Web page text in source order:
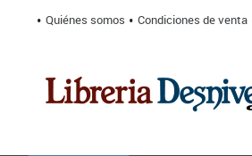
Quiénes somos Condiciones de venta